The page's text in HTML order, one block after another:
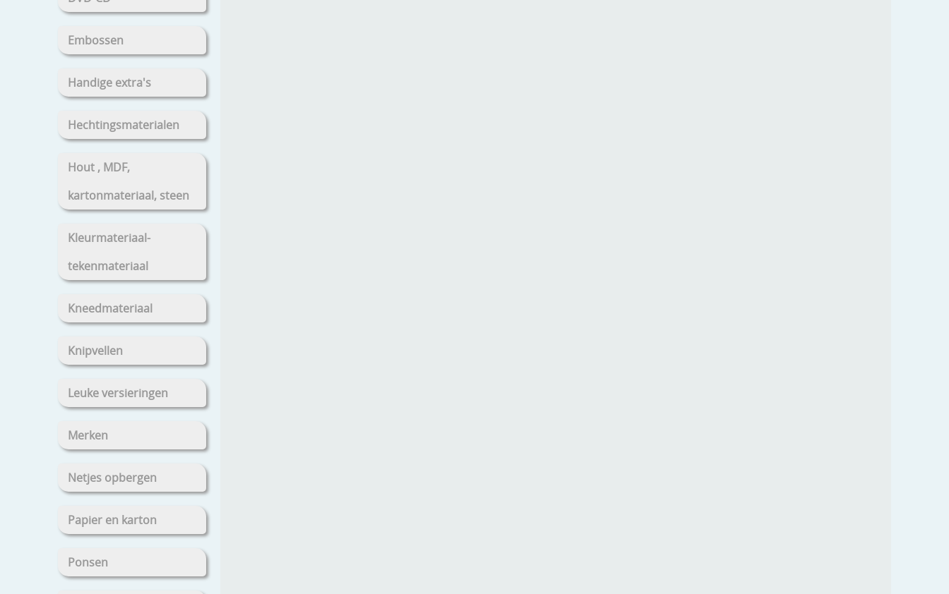
Embossen
Handige extra's
Hechtingsmaterialen
Hout , MDF,
kartonmateriaal, steen
Kleurmateriaal-
tekenmateriaal
Kneedmateriaal
Knipvellen
Leuke versieringen
Merken
Netjes opbergen
Papier en karton
Ponsen